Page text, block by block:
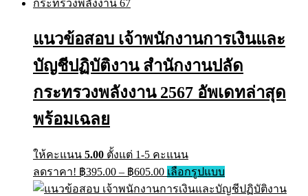
options
be
chosen
on
the
แนวข้อสอบ เจ้าพนักงานการเงินและ
บัญชีปฏิบัติงาน สำนักงานปลัด
กระทรวงพลังงาน 2567 อัพเดทล่าสุด
พร้อมเฉลย
ให้คะแนน 5.00 ตั้งแต่ 1-5 คะแนน
ลดราคา! ฿395.00 – ฿605.00Price
range:
เลือกรูปแบบThis
product
has